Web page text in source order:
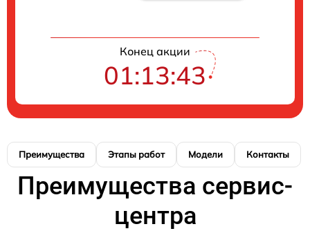
Конец акции
01:13:41
Преимущества Этапы работ Модели Контакты
Преимущества сервис-
центра